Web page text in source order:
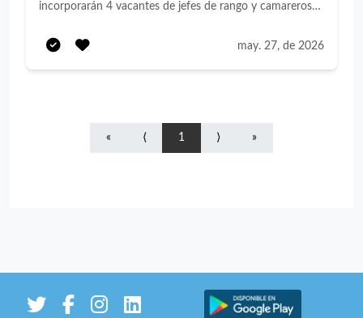
incorporarán 4 vacantes de jefes de rango y camareros
may. 27, de 2026
« ⟨ 1 ⟩ »